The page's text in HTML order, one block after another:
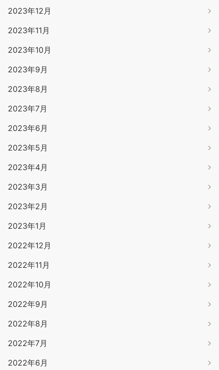
2023年12月
2023年11月
2023年10月
2023年9月
2023年8月
2023年7月
2023年6月
2023年5月
2023年4月
2023年3月
2023年2月
2023年1月
2022年12月
2022年11月
2022年10月
2022年9月
2022年8月
2022年7月
2022年6月